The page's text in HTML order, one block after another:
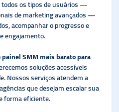
os tipos de usuários —
de marketing avançados —
acompanhar o progresso e
engajamento.
painel SMM mais barato para
soluções acessíveis
Nossos serviços atendem a
que desejam escalar sua
forma eficiente.